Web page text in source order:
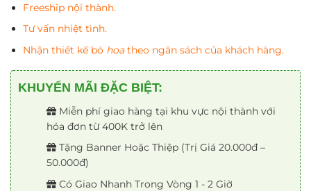
Freeship nội thành.
Tư vấn nhiệt tình.
Nhận thiết kế bó hoatheo ngân sách của khách hàng.
KHUYẾN MÃI ĐẶC BIỆT:
Miễn phí giao hàng tại khu vực nội thành với
hóa đơn từ 400K trở lên
Tặng Banner Hoặc Thiệp (Trị Giá 20.000đ –
50.000đ)
Có Giao Nhanh Trong Vòng 1 - 2 Giờ